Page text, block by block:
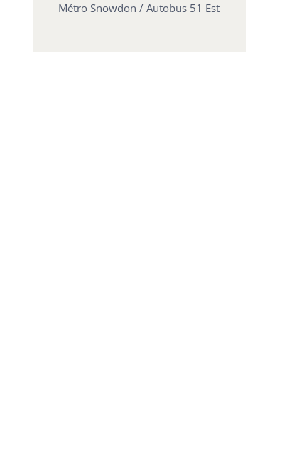
Métro Snowdon / Autobus 51 Est